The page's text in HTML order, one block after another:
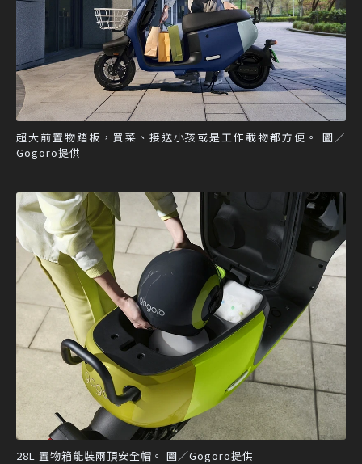
超大前置物踏板，買菜、接送小孩或是工作載物都方便。 圖／
Gogoro提供
28L 置物箱能裝兩頂安全帽。 圖／Gogoro提供